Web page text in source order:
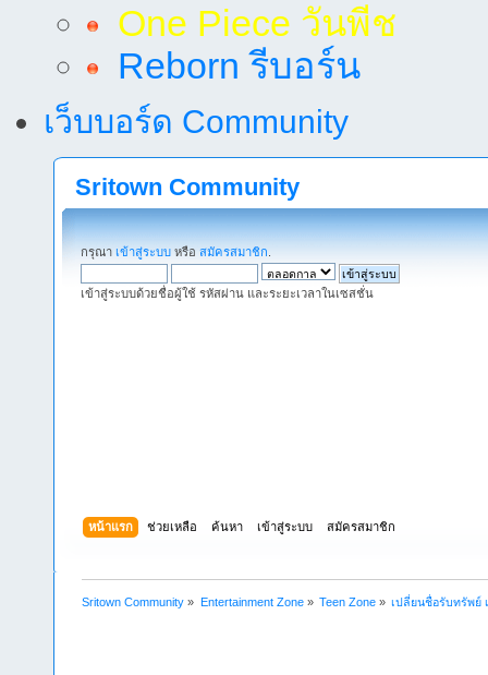
One Piece วันพีช
Reborn รีบอร์น
เว็บบอร์ด Community
Sritown Community
กรุณา เข้าสู่ระบบ หรือ สมัครสมาชิก
เข้าสู่ระบบด้วยชื่อผู้ใช้ รหัสผ่าน และระยะเวลาในเซสชั่น
หน้าแรก ช่วยเหลือ ค้นหา เข้าสู่ระบบ สมัครสมาชิก
Sritown Community » Entertainment Zone» Teen Zone» เปลี่ยนชื่อรับทรัพย์